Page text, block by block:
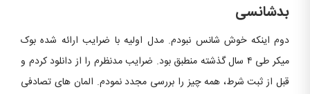
بدشانسی
دوم اینکه خوش شانس نبودم. مدل اولیه با ضرایب ارائه شده بوک
میکر طی ۴ سال گذشته منطبق بود. ضرایب مدنظرم را از دانلود کردم و
قبل از ثبت شرط، همه چیز را بررسی مجدد نمودم. المان های تصادفی